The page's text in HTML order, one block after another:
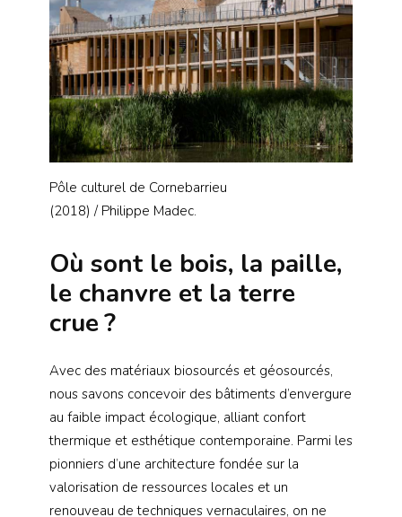
Pôle culturel de Cornebarrieu
(2018) / Philippe Madec.
Où sont le bois, la paille,
le chanvre et la terre
crue ?
Avec des matériaux biosourcés et géosourcés,
nous savons concevoir des bâtiments d’envergure
au faible impact écologique, alliant confort
thermique et esthétique contemporaine. Parmi les
pionniers d’une architecture fondée sur la
valorisation de ressources locales et un
renouveau de techniques vernaculaires, on ne